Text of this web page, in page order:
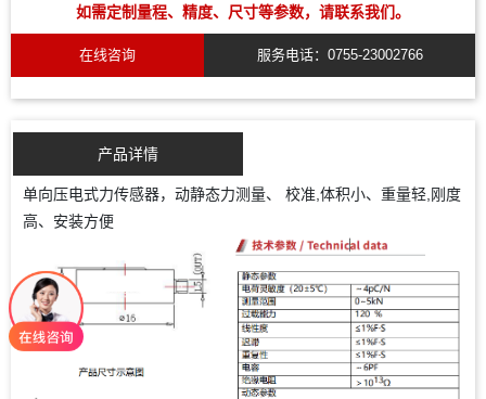
如需定制量程、精度、尺寸等参数，请联系我们。
在线咨询 服务电话：0755-23002766
产品详情
单向压电式力传感器，动静态力测量、 校准,体积小、重量轻,刚度
高、安装方便